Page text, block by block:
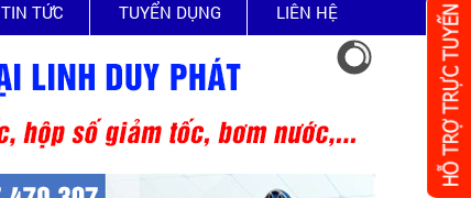
TIN TỨC TUYỂN DỤNG LIÊN HỆ